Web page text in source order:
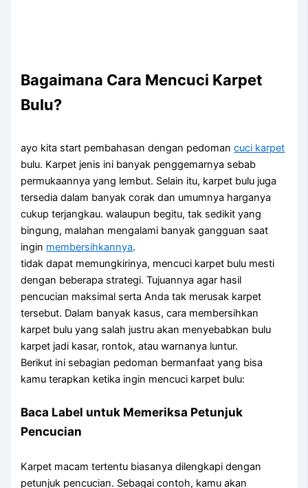
Bagaimana Cara Mencuci Karpet
Bulu?
ayo kita start pembahasan dengan pedomancuci karpet
bulu. Karpet jenis ini banyak penggemarnya sebab
permukaannya yang lembut. Selain itu, karpet bulu juga
tersedia dalam banyak corak dan umumnya harganya
cukup terjangkau. walaupun begitu, tak sedikit yang
bingung, malahan mengalami banyak gangguan saat
ingin membersihkannya.
tidak dapat memungkirinya, mencuci karpet bulu mesti
dengan beberapa strategi. Tujuannya agar hasil
pencucian maksimal serta Anda tak merusak karpet
tersebut. Dalam banyak kasus, cara membersihkan
karpet bulu yang salah justru akan menyebabkan bulu
karpet jadi kasar, rontok, atau warnanya luntur.
Berikut ini sebagian pedoman bermanfaat yang bisa
kamu terapkan ketika ingin mencuci karpet bulu:
Baca Label untuk Memeriksa Petunjuk
Pencucian
Karpet macam tertentu biasanya dilengkapi dengan
petunjuk pencucian. Sebagai contoh, kamu akan